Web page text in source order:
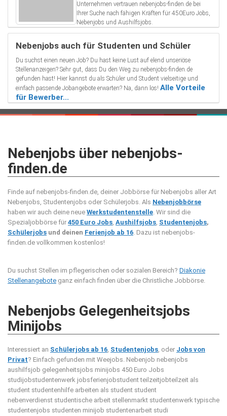
Unternehmen vertrauen nebenjobs-finden.de bei
Ihrer Suche nach fähigen Kräften für 450Euro Jobs,
Nebenjobs und Aushilfsjobs.
Nebenjobs auch für Studenten und Schüler
Du suchst einen neuen Job? Du hast keine Lust auf elend unseriöse
Stellenanzeigen? Sehr gut, dass Du den Weg zu nebenjobs-finden.de
gefunden hast! Hier kannst du als Schüler und Student vielseitige und
einfach passende Jobangebote erwarten? Na, dann los! Alle Vorteile
für Bewerber...
Nebenjobs über nebenjobs-
finden.de
Finde auf nebenjobs-finden.de, deiner Jobbörse für Nebenjobs aller Art
Nebenjobs, Studentenjobs oder Schülerjobs. Als Nebenjobbörse
haben wir auch deine neue Werkstudentenstelle. Wir sind die
Spezialjobbörse für 450 Euro Jobs, Aushilfsjobs, Studentenjobs,
Schülerjobs und deinen Ferienjob ab 16. Dazu ist nebenjobs-
finden.de vollkommen kostenlos!
Du suchst Stellen im pflegerischen oder sozialen Bereich? Diakonie
Stellenangebote ganz einfach finden über die Christliche Jobbörse.
Nebenjobs Gelegenheitsjobs
Minijobs
Interessiert an Schülerjobs ab 16, Studentenjobs, oder Jobs von
Privat? Einfach gefunden mit Weejobs. Nebenjob nebenjobs
aushilfsjob gelegenheitsjobs minijobs 450 Euro Jobs
studijobstudentenwerk jobsferienjobstudent teilzeitjobteilzeit als
student studentenhilfe arbeiten als student student
nebenverdienst studentische arbeit stellenmarkt studentenwerk typische
studentenjobs studenten minijob studentenarbeit studi